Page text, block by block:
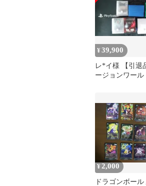
¥39,900
レ*イ様 【引退
ージョンワー
¥ 2,000
ドラゴンボー